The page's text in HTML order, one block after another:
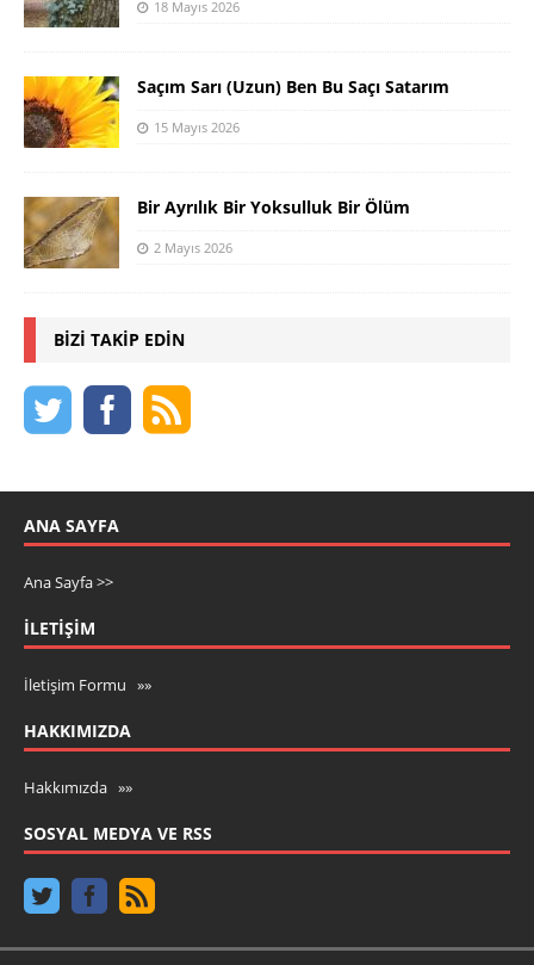
18 Mayıs 2026
Saçım Sarı (Uzun) Ben Bu Saçı Satarım
15 Mayıs 2026
Bir Ayrılık Bir Yoksulluk Bir Ölüm
2 Mayıs 2026
BIZI TAKIP EDIN
ANA SAYFA
Ana Sayfa >>
İLETIŞIM
İletişim Formu »»
HAKKIMIZDA
Hakkımızda »»
SOSYAL MEDYA VE RSS